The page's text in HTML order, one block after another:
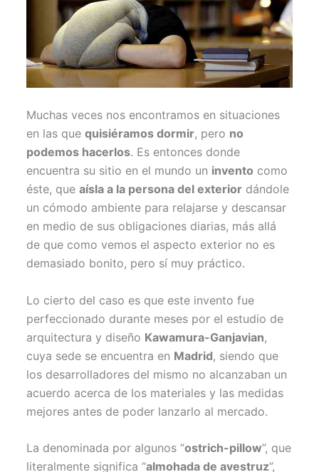
Muchas veces nos encontramos en situaciones
en las quequisiéramos dormir, pero no
podemos hacerlos. Es entonces donde
encuentra su sitio en el mundo un invento como
éste, queaísla a la persona del exterior dándole
un cómodo ambiente para relajarse y descansar
en medio de sus obligaciones diarias, más allá
de que como vemos el aspecto exterior no es
demasiado bonito, pero sí muy práctico.
Lo cierto del caso es que este invento fue
perfeccionado durante meses por el estudio de
arquitectura y diseño Kawamura-Ganjavian,
cuya sede se encuentra en Madrid, siendo que
los desarrolladores del mismo no alcanzaban un
acuerdo acerca de los materiales y las medidas
mejores antes de poder lanzarlo al mercado.
La denominada por algunos “ostrich-pillow”, que
literalmente significa “almohada de avestruz”,